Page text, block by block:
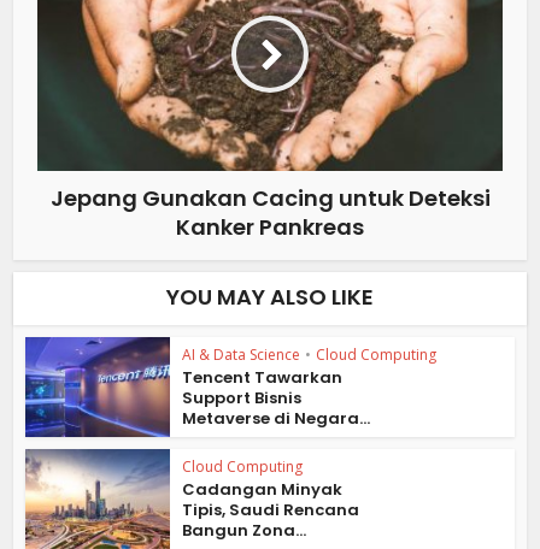
Jepang Gunakan Cacing untuk Deteksi
Kanker Pankreas
YOU MAY ALSO LIKE
AI & Data Science • Cloud Computing
Tencent Tawarkan
Support Bisnis
Metaverse di Negara...
Cloud Computing
Cadangan Minyak
Tipis, Saudi Rencana
Bangun Zona...